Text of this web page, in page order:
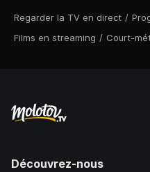
Regarder la TV en direct /
Films en streaming / Court-
Découvrez-nous